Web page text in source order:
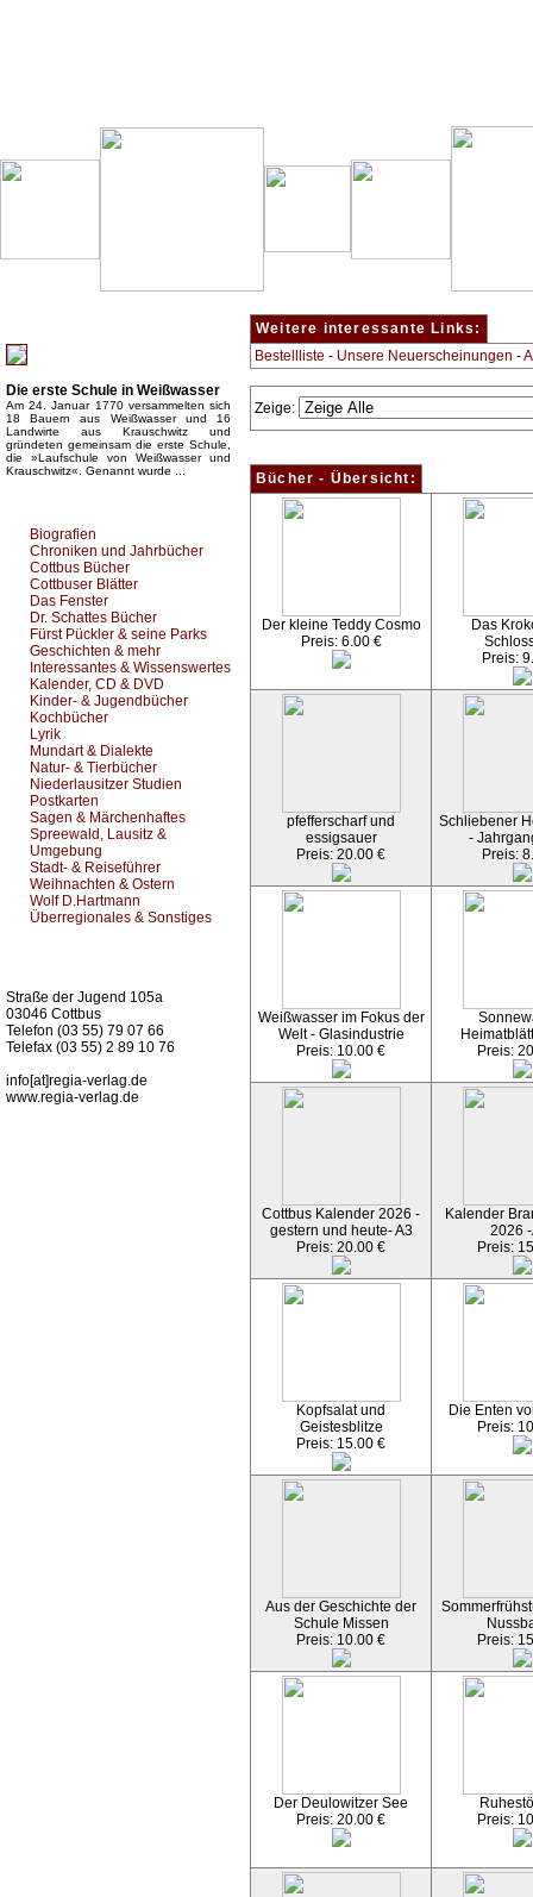
Die erste Schule in Weißwasser
Am 24. Januar 1770 versammelten sich
18 Bauern aus Weißwasser und 16
Landwirte aus Krauschwitz und
gründeten gemeinsam die erste Schule,
die »Laufschule von Weißwasser und
Krauschwitz«. Genannt wurde ...
Biografien
Chroniken und Jahrbücher
Cottbus Bücher
Cottbuser Blätter
Das Fenster
Dr. Schattes Bücher
Fürst Pückler & seine Parks
Geschichten & mehr
Interessantes & Wissenswertes
Kalender, CD & DVD
Kinder- & Jugendbücher
Kochbücher
Lyrik
Mundart & Dialekte
Natur- & Tierbücher
Niederlausitzer Studien
Postkarten
Sagen & Märchenhaftes
Spreewald, Lausitz &
Umgebung
Stadt- & Reiseführer
Weihnachten & Ostern
Wolf D.Hartmann
Überregionales & Sonstiges
Straße der Jugend 105a
03046 Cottbus
Telefon (03 55) 79 07 66
Telefax (03 55) 2 89 10 76
info[at]regia-verlag.de
www.regia-verlag.de
Weitere interessante Links:
Bestellliste - Unsere Neuerscheinungen -
Zeige:
Bücher - Übersicht:
Der kleine Teddy Cosmo
Preis: 6.00 €
Das
Preis:
pfefferscharf und
essigsauer
Preis: 20.00 €
Schliebener
-
Preis:
Weißwasser im Fokus der
Welt - Glasindustrie
Preis: 10.00 €
Preis:
Cottbus Kalender 2026 -
gestern und heute- A3
Preis: 20.00 €
Kalender
2026
Preis:
Kopfsalat und
Geistesblitze
Preis: 15.00 €
Die Enten
Preis:
Aus der Geschichte der
Schule Missen
Preis: 10.00 €
Preis:
Der Deulowitzer See
Preis: 20.00 €
Preis: